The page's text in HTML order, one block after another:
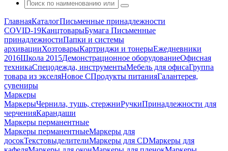
ГлавнаяКаталогПисьменные принадлежности
COVID-19КанцтоварыБумага Письменные
принадлежностиПапки и системы
архивацииХозтоварыКартриджи и тонерыЕжедневники
2016Школа 2015Демонстрационное оборудованиеОфисная
техникаСпецодежда, инструментыМебель для офисаГруппа
товара из экселяНовое СПродукты питанияГалантерея,
сувениры
Маркеры
МаркерыЧернила, тушь, стержниРучкиПринадлежности для
черченияКарандаши
Маркеры перманентные
Маркеры перманентныеМаркеры для
досокТекстовыделителиМаркеры для CDМаркеры для